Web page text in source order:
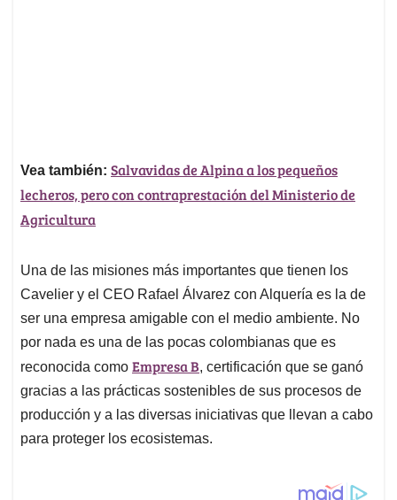
Vea también: Salvavidas de Alpina a los pequeños
lecheros, pero con contraprestación del Ministerio de
Agricultura
Una de las misiones más importantes que tienen los
Cavelier y el CEO Rafael Álvarez con Alquería es la de
ser una empresa amigable con el medio ambiente. No
por nada es una de las pocas colombianas que es
reconocida como Empresa B, certificación que se ganó
gracias a las prácticas sostenibles de sus procesos de
producción y a las diversas iniciativas que llevan a cabo
para proteger los ecosistemas.